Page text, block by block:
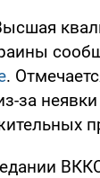
.
за неявки